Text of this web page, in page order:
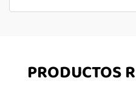
PRODUCTOS